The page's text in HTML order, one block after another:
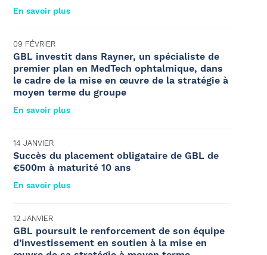
En savoir plus
09 FÉVRIER
GBL investit dans Rayner, un spécialiste de
premier plan en MedTech ophtalmique, dans
le cadre de la mise en œuvre de la stratégie à
moyen terme du groupe
En savoir plus
14 JANVIER
Succès du placement obligataire de GBL de
€500m à maturité 10 ans
En savoir plus
12 JANVIER
GBL poursuit le renforcement de son équipe
d’investissement en soutien à la mise en